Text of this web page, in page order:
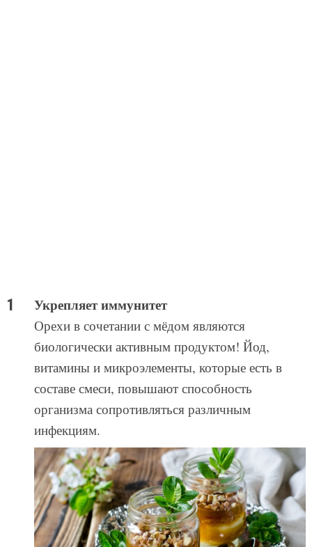
Укрепляет иммунитет
Орехи в сочетании с мёдом являются
биологически активным продуктом! Йод,
витамины и микроэлементы, которые есть в
составе смеси, повышают способность
организма сопротивляться различным
инфекциям.